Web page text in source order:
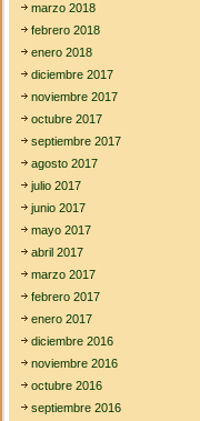
marzo 2018
febrero 2018
enero 2018
diciembre 2017
noviembre 2017
octubre 2017
septiembre 2017
agosto 2017
julio 2017
junio 2017
mayo 2017
abril 2017
marzo 2017
febrero 2017
enero 2017
diciembre 2016
noviembre 2016
octubre 2016
septiembre 2016